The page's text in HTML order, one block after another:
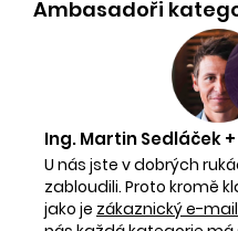
Ambasadoři
Ing. Martin Sedláček
U nás jste v dobrých
zabloudili. Proto kromě
jako je zákaznický e-mail